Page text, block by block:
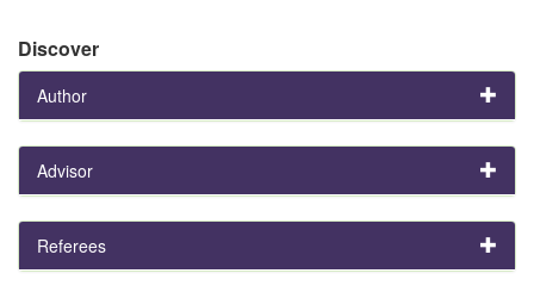
Discover
Author
Advisor
Referees